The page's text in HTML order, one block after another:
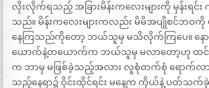
လိုးလိုက်ရသည့် အခြားမိန်းကလေးများကို မှန်းရင်း
သည်။ မိန်းကလေးများကလည်း မိမိအပျိုစင်ဘဝ
နေကြသည်ကိုတော့ ဘယ်သူမှ မသိလိုက်ကြပေ။ နေ
ယောက်နဲ့တယောက်က ဘယ်သူမှ မလာတော့ဟု ထင်
က ဘာမှ မဖြစ်ခဲ့သည့်အလား လူစုံတက်စုံ ရောက်လ
သည့်နေရာ၌ ဝိုင်းထိုင်ရင်း မနေ့က ကိုယ်နဲ့ ပတ်